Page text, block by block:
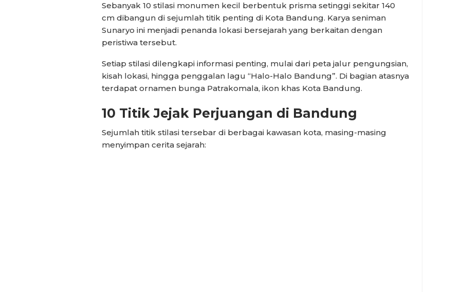
Sebanyak 10 stilasi monumen kecil berbentuk prisma setinggi sekitar 140
cm dibangun di sejumlah titik penting di Kota Bandung. Karya seniman
Sunaryo ini menjadi penanda lokasi bersejarah yang berkaitan dengan
peristiwa tersebut.
Setiap stilasi dilengkapi informasi penting, mulai dari peta jalur pengungsian,
kisah lokasi, hingga penggalan lagu “Halo-Halo Bandung”. Di bagian atasnya
terdapat ornamen bunga Patrakomala, ikon khas Kota Bandung.
10 Titik Jejak Perjuangan di Bandung
Sejumlah titik stilasi tersebar di berbagai kawasan kota, masing-masing
menyimpan cerita sejarah: